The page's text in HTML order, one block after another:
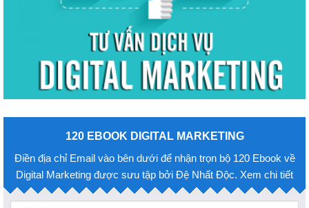
120 EBOOK DIGITAL MARKETING
Điền địa chỉ Email vào bên dưới để nhận trọn bộ 120 Ebook về
Digital Marketing được sưu tập bởi Đệ Nhất Độc. Xem chi tiết